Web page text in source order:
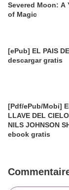
Severed Moon: A
of Magic
[ePub] EL PAIS
descargar gratis
[Pdf/ePub/Mobi]
LLAVE DEL
NILS JOHNSON
ebook gratis